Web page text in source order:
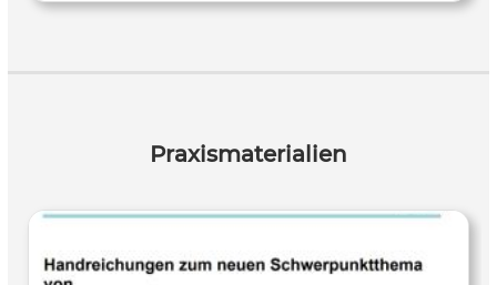
Praxismaterialien